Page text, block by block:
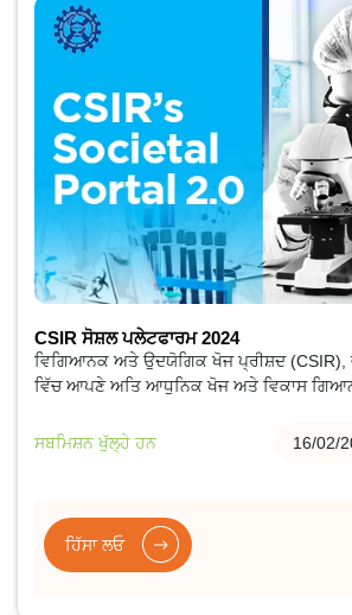
ਸਬਮਿਸ਼ਨ ਖੁੱਲ੍ਹੇ ਹਨ 16/02/
CSIR ਸੋਸ਼ਲ ਪਲੇਟਫਾਰਮ 2024
ਵਿਗਿਆਨਕ ਅਤੇ ਉਦਯੋਗਿਕ ਖੋਜ ਪ੍ਰੀਸ਼ਦ (CSIR),
ਵਿੱਚ ਆਪਣੇ ਅਤਿ ਆਧੁਨਿਕ ਖੋਜ ਅਤੇ ਵਿਕਾਸ
ਹਿੱਸਾ ਲਓ